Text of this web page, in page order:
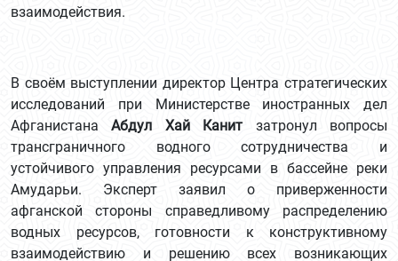
взаимодействия.
В своём выступлении директор Центра стратегических
исследований при Министерстве иностранных дел
АфганистанаАбдул Хай Канит затронул вопросы
трансграничного водного сотрудничества и
устойчивого управления ресурсами в бассейне реки
Амударьи. Эксперт заявил о приверженности
афганской стороны справедливому распределению
водных ресурсов, готовности к конструктивному
взаимодействию и решению всех возникающих